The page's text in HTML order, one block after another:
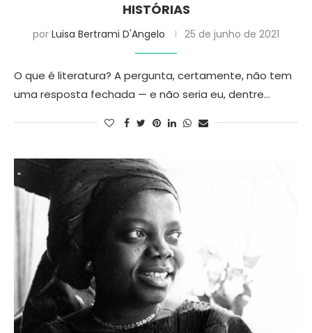
HISTÓRIAS
por Luisa Bertrami D'Angelo 25 de junho de 2021
O que é literatura? A pergunta, certamente, não tem
uma resposta fechada — e não seria eu, dentre…